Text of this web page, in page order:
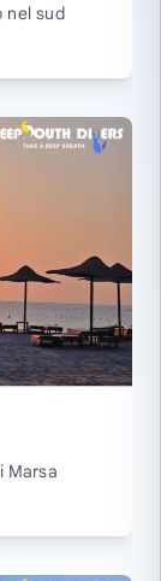
nel sud
Marsa